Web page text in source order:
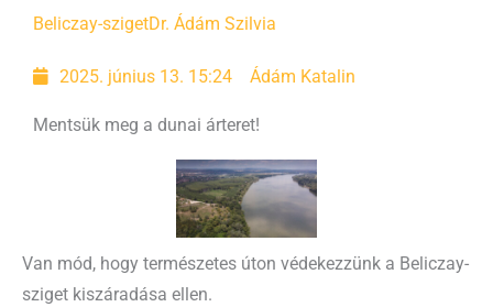
Beliczay-szigetDr. Ádám Szilvia
2025. június 13. 15:24 Ádám Katalin
Mentsük meg a dunai árteret!
Van mód, hogy természetes úton védekezzünk a Beliczay-
sziget kiszáradása ellen.